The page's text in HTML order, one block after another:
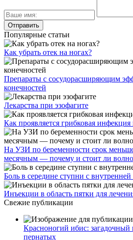
Популярные статьи
Как убрать отек на ногах?
Препараты с сосудорасширяющим
конечностей
Лекарства при эзофагите
Как проявляется грибковая инфекция
На УЗИ по беременности срок
месячным — почему и стоит ли
Боль в середине ступни с
Инъекции в область пятки для
Свежие публикации
Красноногий ибис: загадочный
пернатых